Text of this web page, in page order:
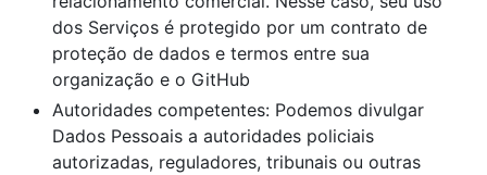
dos Serviços é protegido por um contrato de
proteção de dados e termos entre sua
organização e o GitHub
Autoridades competentes: Podemos divulgar
Dados Pessoais a autoridades policiais
autorizadas, reguladores, tribunais ou outras